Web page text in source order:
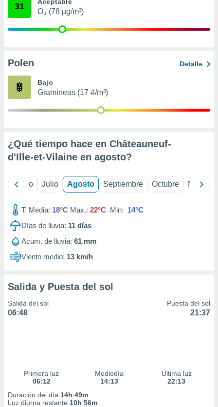
publicidad
de
1199
31
O₃ (78 µg/m³)
Polen Detalle
Bajo
Gramíneas (17 #/m³)
¿Qué tiempo hace en Châteauneuf-
d'Ille-et-Vilaine en agosto?
Junio Julio Agosto Septiembre Octubre
T. Media: 18°C Max.: 22°C Min: 14°C
Días de lluvia: 11 días
Acum. de lluvia: 61 mm
Viento medio: 13 km/h
Salida y Puesta del sol
Salida del sol
06:48
Puesta del sol
21:37
Primera luz
06:12
Mediodía
14:13
Última luz
22:13
Duración del día 14h 49m
Luz diurna restante 10h 56m